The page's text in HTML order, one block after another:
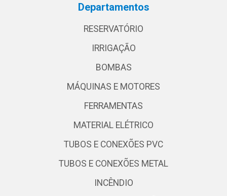
Departamentos
RESERVATÓRIO
IRRIGAÇÃO
BOMBAS
MÁQUINAS E MOTORES
FERRAMENTAS
MATERIAL ELÉTRICO
TUBOS E CONEXÕES PVC
TUBOS E CONEXÕES METAL
INCÊNDIO